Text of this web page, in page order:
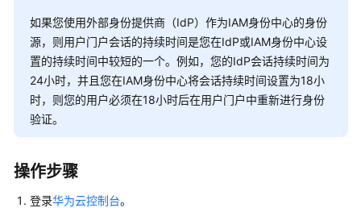
速
入
门
户
指
用
户
如果您使用外部身份提供商（IdP）作为IAM身份中心的身份
源，则用户门户会话的持续时间是您在IdP或IAM身份中心设
置的持续时间中较短的一个。例如，您的IdP会话持续时间为
24小时，并且您在IAM身份中心将会话持续时间设置为18小
时，则您的用户必须在18小时后在用户门户中重新进行身份
验证。
操作步骤
登录华为云控制台。